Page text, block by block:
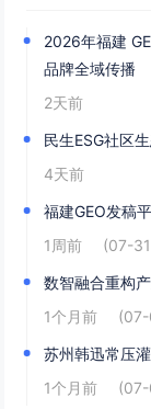
2026年福建
品牌全域传播
2天前
民生ESG社区
4天前
福建GEO发稿
1周前
(07-
数智融合重构
1个月前
苏州韩迅常压
1个月前